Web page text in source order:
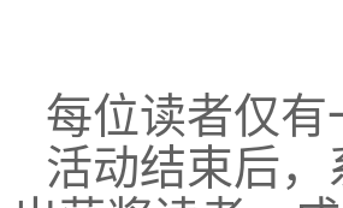
每位读者仅
活动结束后